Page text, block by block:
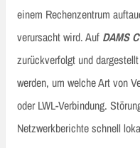
einem Rechenzentrum
verursacht wird. Auf DAMS C
zurückverfolgt und
werden, um welche Art von
oder LWL-Verbindung.
Netzwerkberichte schnell